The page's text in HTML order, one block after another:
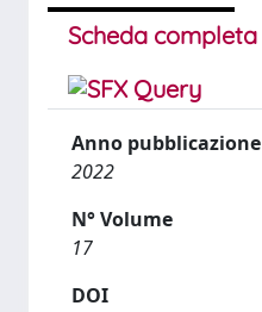
Scheda completa
Anno pubblicazione
2022
N° Volume
17
DOI